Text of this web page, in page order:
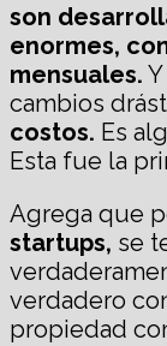
son
enormes,
mensuales.
cambios
costos. Es
Esta fue la
Agrega que
startups, se
verdadero
propiedad